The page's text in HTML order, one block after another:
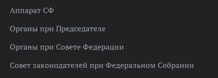
Аппарат СФ
Органы при Председателе
Органы при Совете Федерации
Совет законодателей при Федеральном Собрании